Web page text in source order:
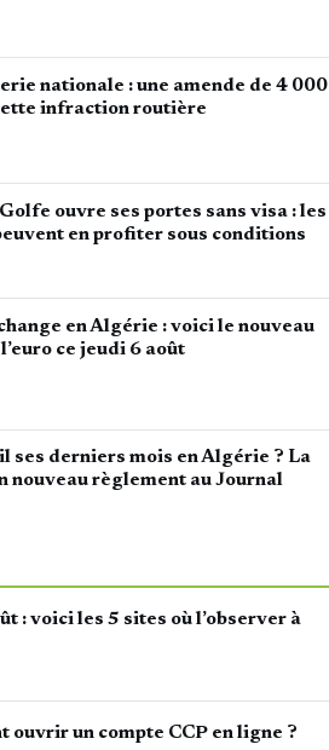
nationale : une amende de 4 000
infraction routière
ouvre ses portes sans visa : les
en profiter sous conditions
en Algérie : voici le nouveau
ce jeudi 6 août
ses derniers mois en Algérie ? La
nouveau règlement au Journal
: voici les 5 sites où l’observer à
ouvrir un compte CCP en ligne ?